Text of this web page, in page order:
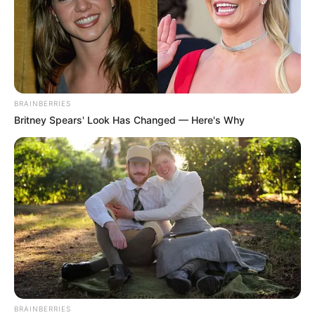
VEJA TAMBÉM:
Pela 1ª vez na história: Agente de saúde deputada estadual
BRAINBERRIES
Britney Spears' Look Has Changed — Here's Why
BRAINBERRIES